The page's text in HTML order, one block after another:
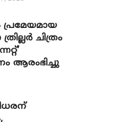
പ്രമേയമായ
ചിത്രം
ആരംഭിച്ചു